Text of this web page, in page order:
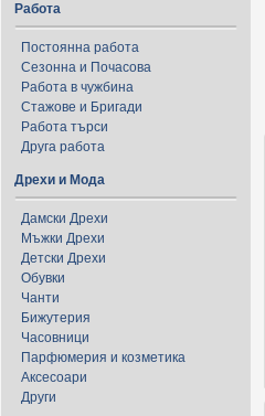
Работа
Постоянна работа
Сезонна и Почасова
Работа в чужбина
Стажове и Бригади
Работа търси
Друга работа
Дрехи и Мода
Дамски Дрехи
Мъжки Дрехи
Детски Дрехи
Обувки
Чанти
Бижутерия
Часовници
Парфюмерия и козметика
Аксесоари
Други